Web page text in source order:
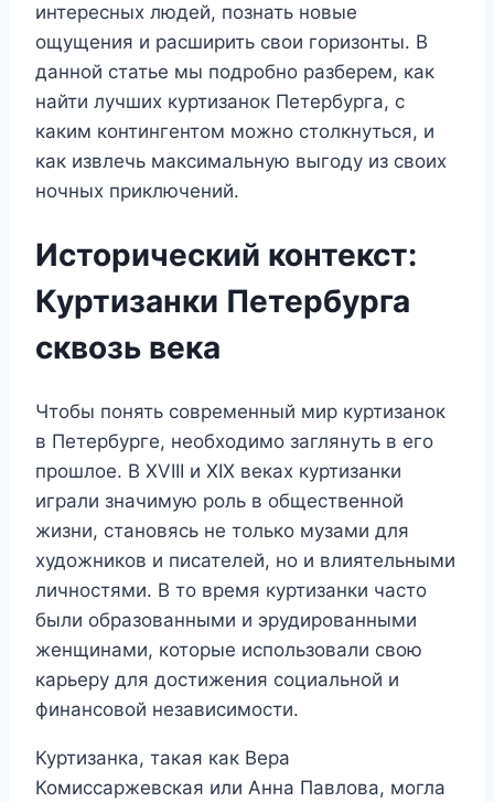
интересных людей, познать новые
ощущения и расширить свои горизонты. В
данной статье мы подробно разберем, как
найти лучших куртизанок Петербурга, с
каким контингентом можно столкнуться, и
как извлечь максимальную выгоду из своих
ночных приключений.
Исторический контекст:
Куртизанки Петербурга
сквозь века
Чтобы понять современный мир куртизанок
в Петербурге, необходимо заглянуть в его
прошлое. В XVIII и XIX веках куртизанки
играли значимую роль в общественной
жизни, становясь не только музами для
художников и писателей, но и влиятельными
личностями. В то время куртизанки часто
были образованными и эрудированными
женщинами, которые использовали свою
карьеру для достижения социальной и
финансовой независимости.
Куртизанка, такая как Вера
Комиссаржевская или Анна Павлова, могла